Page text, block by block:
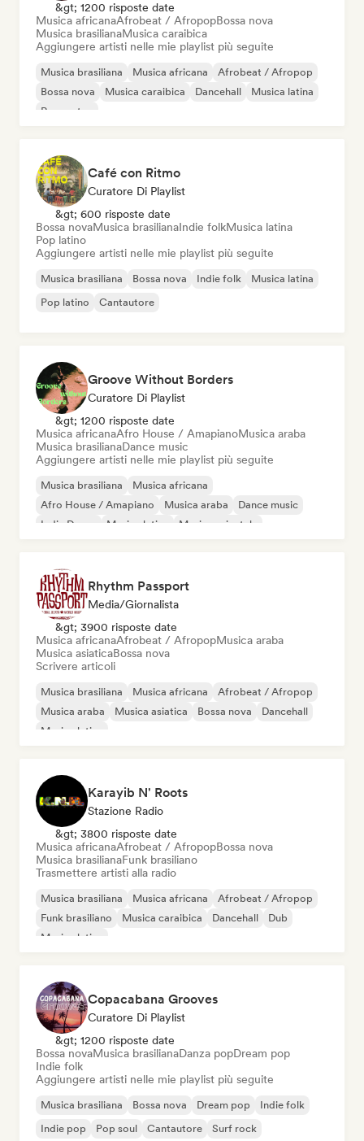
&gt; 1200 risposte date
Musica africanaAfrobeat / AfropopBossa nova
Musica brasilianaMusica caraibica
Aggiungere artisti nelle mie playlist più seguite
Musica brasiliana Musica africana
Afrobeat / Afropop
Bossa nova
Musica caraibica Dancehall
Musica latina
Reggaeton
Café con Ritmo
Curatore Di Playlist
&gt; 600 risposte date
Bossa novaMusica brasilianaIndie folkMusica latina
Pop latino
Aggiungere artisti nelle mie playlist più seguite
Musica brasiliana Bossa nova Indie folk
Musica latina
Pop latino
Cantautore
Groove Without Borders
Curatore Di Playlist
&gt; 1200 risposte date
Musica africanaAfro House / AmapianoMusica araba
Musica brasilianaDance music
Aggiungere artisti nelle mie playlist più seguite
Musica brasiliana
Musica africana
Afro House / Amapiano
Musica araba
Dance music
Indie Dance
Musica latina Musica orientale
Rhythm Passport
Media/Giornalista
&gt; 3900 risposte date
Musica africanaAfrobeat / AfropopMusica araba
Musica asiaticaBossa nova
Scrivere articoli
Musica brasiliana Musica africana
Afrobeat / Afropop
Musica araba
Musica asiatica Bossa nova
Dancehall
Musica latina
Karayib N' Roots
Stazione Radio
&gt; 3800 risposte date
Musica africanaAfrobeat / AfropopBossa nova
Musica brasilianaFunk brasiliano
Trasmettere artisti alla radio
Musica brasiliana Musica africana
Afrobeat / Afropop
Funk brasiliano
Musica caraibica Dancehall
Dub
Musica latina
Copacabana Grooves
Curatore Di Playlist
&gt; 1200 risposte date
Bossa novaMusica brasilianaDanza popDream pop
Indie folk
Aggiungere artisti nelle mie playlist più seguite
Musica brasiliana Bossa nova Dream pop
Indie folk
Indie pop
Pop soul Cantautore Surf rock